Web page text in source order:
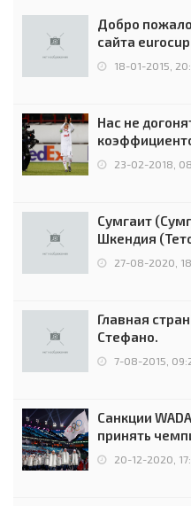
Добро
сайта
18-01-2015,
Нас не
Россией
23-02-2018,
Сумгаит
Шкендия
0:2 (0:0)
27-08-2020,
Главная
Стефано.
7-08-2015,
Санкции
принять
чемпионов.
20-12-2020,